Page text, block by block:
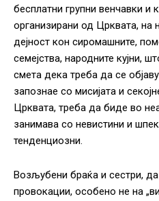
бесплатни групни венчавки и
организирани од Црквата, на
дејност кон сиромашните,
семејства, народните кујни,
смета дека треба да се
запознае со мисијата и
Црквата, треба да биде во
занимава со невистини и
тенденциозни.
Возљубени браќа и сестри,
провокации, особено не на